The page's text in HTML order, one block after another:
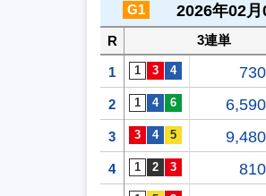
G1 2026年02
R 3連単
1 730
2 6,590
3 9,480
4 810